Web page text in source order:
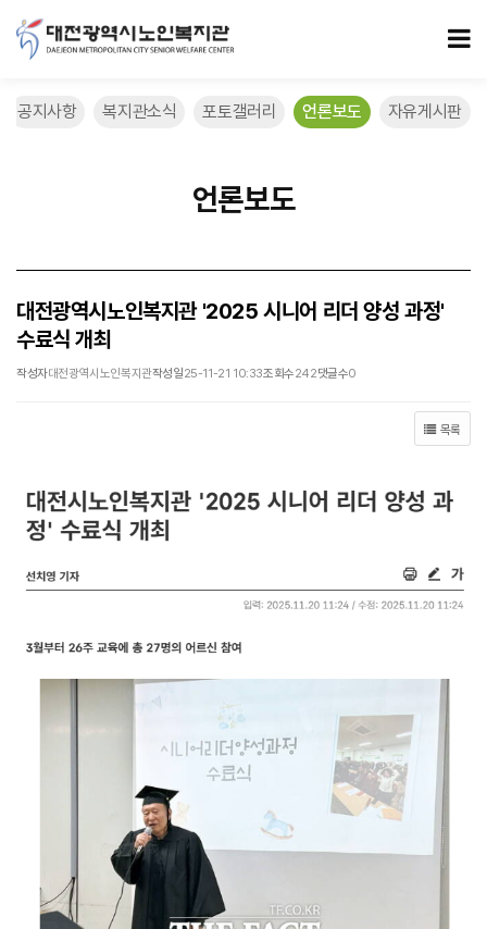
대전광역시노인복지관 '2025 시니어 리더 양성 과정' 수료식 개최 > 언론
공지사항 복지관소식 포토갤러리 언론보도 자유게시판
언론보도
대전광역시노인복지관 '2025 시니어 리더 양성 과정'
수료식 개최
작성자대전광역시노인복지관작성일25-11-21 10:33조회수242댓글수0
목록